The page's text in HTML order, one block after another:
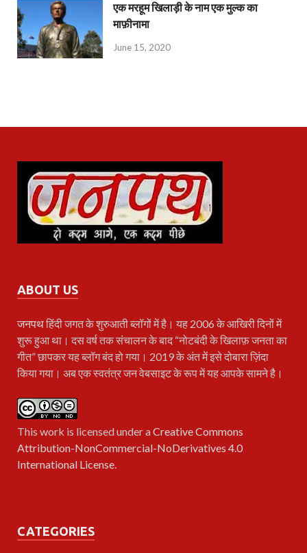
एक मरहूम खिलाड़ी के नाम एक मुल्क का
माफ़ीनामा
June 15, 2020
ABOUT US
जनपथहिंदी जगत के शुरुआती ब्लॉगों में है। यह 2006 के आखिरी दिनों में
शुरू हुआ था। दस वर्ष तक संचालन के बाद “नोटबंदी के खिलाफ़ जनता का
गीत” छापकर यह ब्लॉग बंद हो गया। 2019 के अंत में इसे दोबारा ज़िंदा
किया गया। अब एक स्वतंत्र जन वेबसाइट के रूप में यह आपके सामने है।
This work is licensed under aCreative Commons
Attribution-NonCommercial-NoDerivatives 4.0
International License.
CATEGORIES